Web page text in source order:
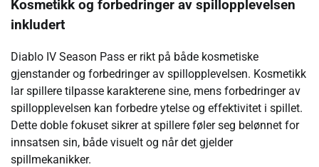
Kosmetikk og forbedringer av spillopplevelsen
inkludert
Diablo IV Season Pass er rikt på både kosmetiske
gjenstander og forbedringer av spillopplevelsen. Kosmetikk
lar spillere tilpasse karakterene sine, mens forbedringer av
spillopplevelsen kan forbedre ytelse og effektivitet i spillet.
Dette doble fokuset sikrer at spillere føler seg belønnet for
innsatsen sin, både visuelt og når det gjelder
spillmekanikker.